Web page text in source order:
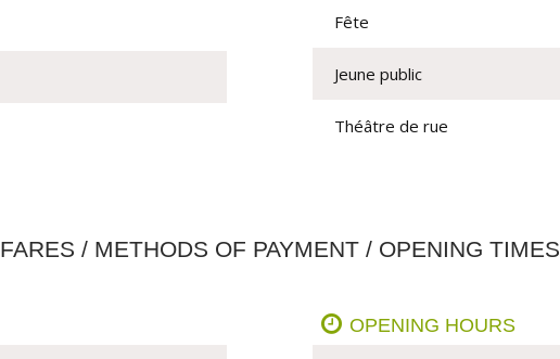
Fête
Jeune public
Théâtre de rue
FARES / METHODS OF PAYMENT / OPENING TIMES
OPENING HOURS